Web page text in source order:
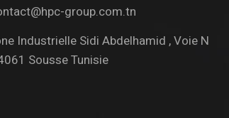
group.com.tn
Industrielle Sidi Abdelhamid , Voie N
Sousse Tunisie